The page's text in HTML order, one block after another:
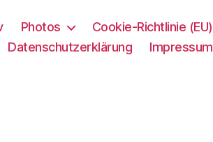
Photos
Cookie-Richtlinie (EU)
Datenschutzerklärung
Impressum